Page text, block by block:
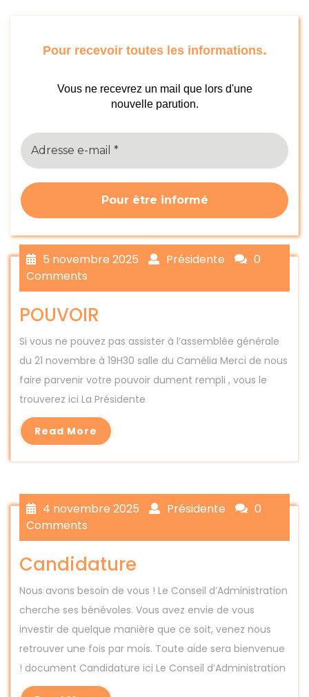
Pour recevoir toutes les informations.
Vous ne recevrez un mail que lors d'une
nouvelle parution.
5 novembre 2025 Présidente
0
Comments
POUVOIR
Si vous ne pouvez pas assister à l’assemblée générale
du 21 novembre à 19H30 salle du Camélia Merci de nous
faire parvenir votre pouvoir dument rempli , vous le
trouverez ici La Présidente
Read More
4 novembre 2025 Présidente
0
Comments
Candidature
Nous avons besoin de vous ! Le Conseil d’Administration
cherche ses bénévoles. Vous avez envie de vous
investir de quelque manière que ce soit, venez nous
retrouver une fois par mois. Toute aide sera bienvenue
! document Candidature ici Le Conseil d’Administration